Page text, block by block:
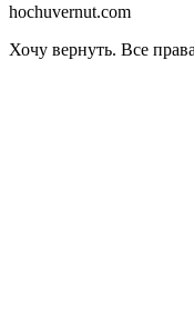
hochuvernut.com
Хочу вернуть. Все